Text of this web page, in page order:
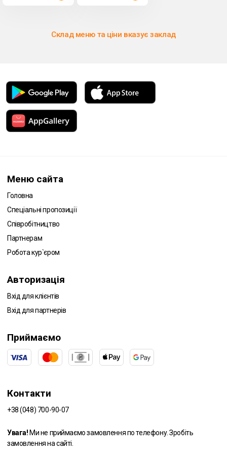
Склад меню та ціни вказує заклад
Меню сайта
Головна
Спеціальні пропозиції
Співробітництво
Партнерам
Робота кур`єром
Авторизація
Вхід для клієнтів
Вхід для партнерів
Приймаємо
Контакти
+38 (048) 700-90-07
Увага! Ми не приймаємо замовлення по телефону. Зробіть
замовлення на сайті.